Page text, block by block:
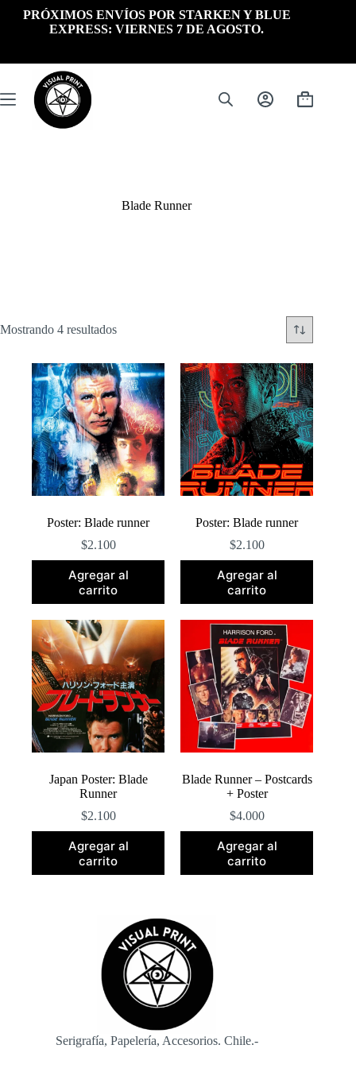
PRÓXIMOS ENVÍOS POR STARKEN Y BLUE
EXPRESS: VIERNES 7 DE AGOSTO.
Carrito
Blade Runner
Mostrando 4 resultadosOrdenado
Poster: Blade runner
$2.100
Agregar al
carrito
Poster: Blade runner
$2.100
Agregar al
carrito
Japan Poster: Blade
Runner
$2.100
Agregar al
carrito
Blade Runner – Postcards
+ Poster
$4.000
Agregar al
carrito
Serigrafía, Papelería, Accesorios. Chile.-